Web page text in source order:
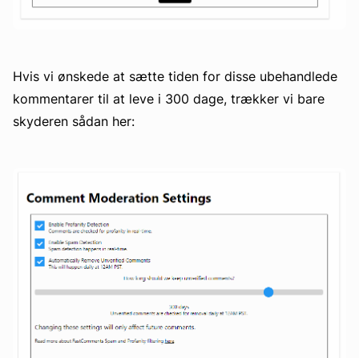
Hvis vi ønskede at sætte tiden for disse ubehandlede
kommentarer til at leve i 300 dage, trækker vi bare
skyderen sådan her: